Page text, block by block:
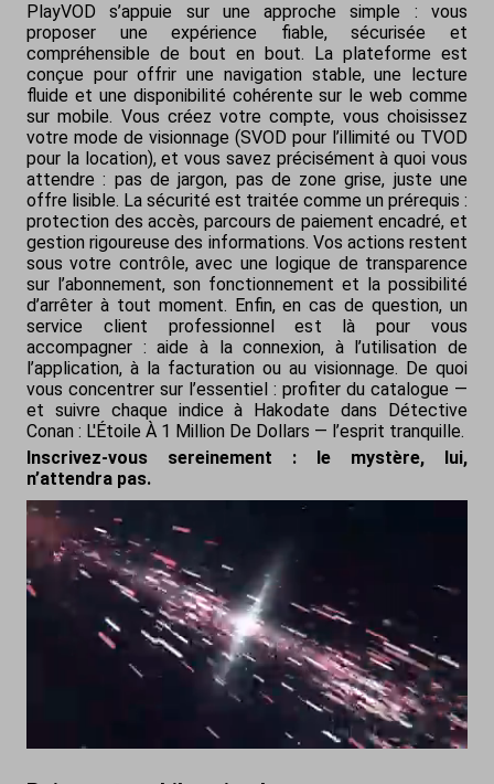
PlayVOD s’appuie sur une approche simple : vous
proposer une expérience fiable, sécurisée et
compréhensible de bout en bout. La plateforme est
conçue pour offrir une navigation stable, une lecture
fluide et une disponibilité cohérente sur le web comme
sur mobile. Vous créez votre compte, vous choisissez
votre mode de visionnage (SVOD pour l’illimité ou TVOD
pour la location), et vous savez précisément à quoi vous
attendre : pas de jargon, pas de zone grise, juste une
offre lisible. La sécurité est traitée comme un prérequis :
protection des accès, parcours de paiement encadré, et
gestion rigoureuse des informations. Vos actions restent
sous votre contrôle, avec une logique de transparence
sur l’abonnement, son fonctionnement et la possibilité
d’arrêter à tout moment. Enfin, en cas de question, un
service client professionnel est là pour vous
accompagner : aide à la connexion, à l’utilisation de
l’application, à la facturation ou au visionnage. De quoi
vous concentrer sur l’essentiel : profiter du catalogue —
et suivre chaque indice à Hakodate dans Détective
Conan : L'Étoile À 1 Million De Dollars — l’esprit tranquille.
Inscrivez-vous sereinement : le mystère, lui,
n’attendra pas.